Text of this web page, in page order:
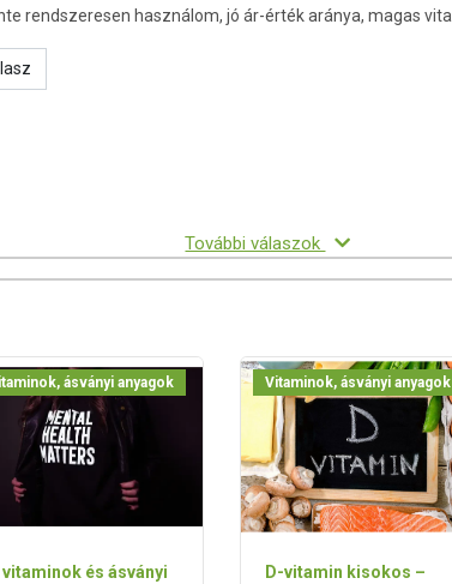
rendszeresen használom, jó ár-érték aránya, magas
További válaszok
ásványi anyagok
vitaminok és ásványi
Vitaminok, ásványi anyagok
D-vitamin kisokos –